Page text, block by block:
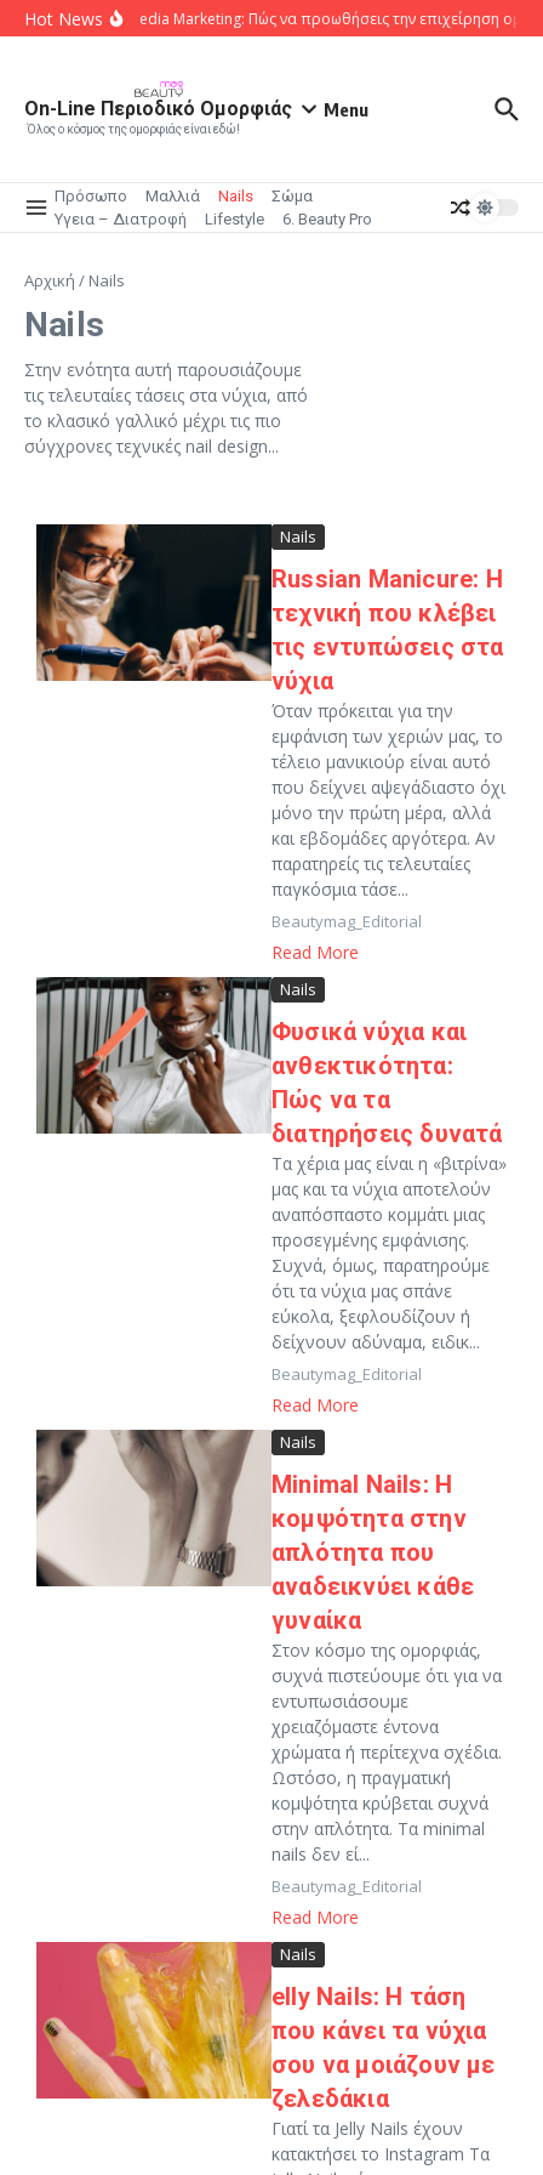
Μετάβαση στο περιεχόμενο
Hot NewsSocial Media Marketing: Πώς να προωθήσεις την επιχείρηση
On-Line Περιοδικό Ομορφιάς
Όλος ο κόσμος της ομορφιάς είναι εδώ!
Menu
Πρόσωπο Μαλλιά Nails
Σώμα
Υγεια – Διατροφή
Lifestyle 6. Beauty Pro
Αρχική / Nails
Nails
Στην ενότητα αυτή παρουσιάζουμε
τις τελευταίες τάσεις στα νύχια, από
το κλασικό γαλλικό μέχρι τις πιο
σύγχρονες τεχνικές nail design...
Nails
Russian Manicure: Η
τεχνική που κλέβει
τις εντυπώσεις στα
νύχια
Όταν πρόκειται για την
εμφάνιση των χεριών μας, το
τέλειο μανικιούρ είναι αυτό
που δείχνει αψεγάδιαστο όχι
μόνο την πρώτη μέρα, αλλά
και εβδομάδες αργότερα. Αν
παρατηρείς τις τελευταίες
παγκόσμια τάσε...
Beautymag_Editorial
Read More
Nails
Φυσικά νύχια και
ανθεκτικότητα:
Πώς να τα
διατηρήσεις δυνατά
Τα χέρια μας είναι η «βιτρίνα»
μας και τα νύχια αποτελούν
αναπόσπαστο κομμάτι μιας
προσεγμένης εμφάνισης.
Συχνά, όμως, παρατηρούμε
ότι τα νύχια μας σπάνε
εύκολα, ξεφλουδίζουν ή
δείχνουν αδύναμα, ειδικ...
Beautymag_Editorial
Read More
Nails
Minimal Nails: Η
κομψότητα στην
απλότητα που
αναδεικνύει κάθε
γυναίκα
Στον κόσμο της ομορφιάς,
συχνά πιστεύουμε ότι για να
εντυπωσιάσουμε
χρειαζόμαστε έντονα
χρώματα ή περίτεχνα σχέδια.
Ωστόσο, η πραγματική
κομψότητα κρύβεται συχνά
στην απλότητα. Τα minimal
nails δεν εί...
Beautymag_Editorial
Read More
Nails
elly Nails: Η τάση
που κάνει τα νύχια
σου να μοιάζουν με
ζελεδάκια
Γιατί τα Jelly Nails έχουν
κατακτήσει το Instagram Τα